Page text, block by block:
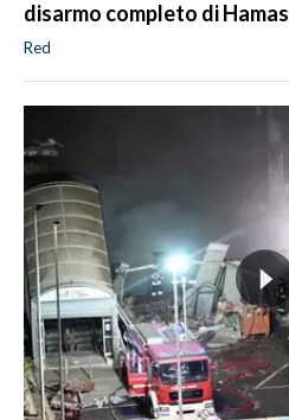
disarmo completo di Hamas
Red